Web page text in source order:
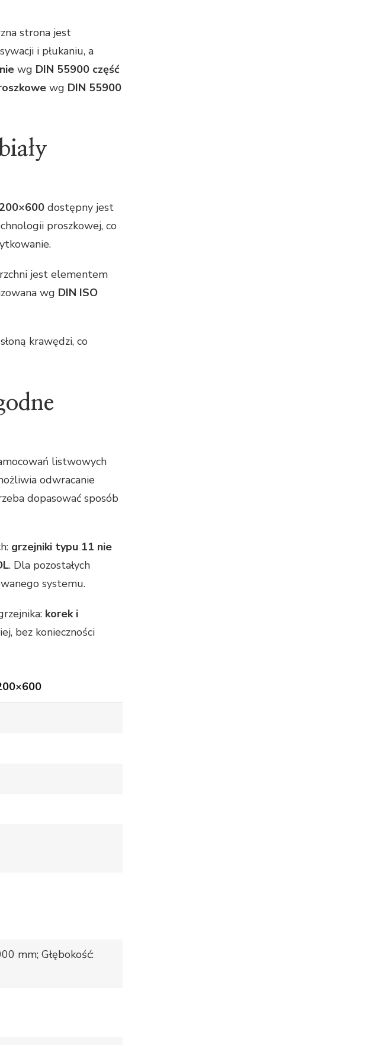
strona jest
i płukaniu, a
wg DIN 55900 część
wg DIN 55900
dostępny jest
proszkowej, co
jest elementem
wg DIN ISO
krawędzi, co
listwowych
odwracanie
dopasować sposób
grzejniki typu 11 nie
. Dla pozostałych
systemu.
korek i
bez konieczności
mm; Głębokość: